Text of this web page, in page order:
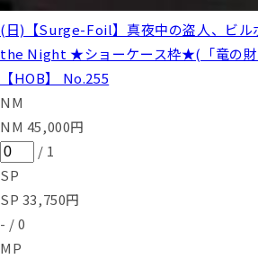
(日)【Surge-Foil】真夜中の盗人、ビ
the Night ★ショーケース枠★(「竜の財
【HOB】 No.255
NM
NM 45,000円
/ 1
SP
SP 33,750円
- / 0
MP